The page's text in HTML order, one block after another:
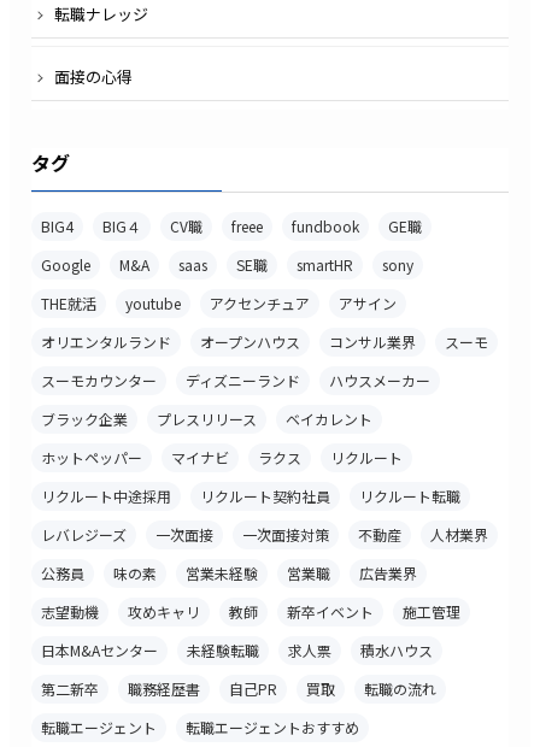
転職ナレッジ
面接の心得
タグ
BIG4 BIG４ CV職 freee fundbook
GE職
Google
M&A saas SE職 smartHR
sony
THE就活
youtube アクセンチュア
アサイン
オリエンタルランド
オープンハウス コンサル業界
スーモ
スーモカウンター
ディズニーランド
ハウスメーカー
ブラック企業
プレスリリース
ベイカレント
ホットペッパー
マイナビ ラクス
リクルート
リクルート中途採用
リクルート契約社員
リクルート転職
レバレジーズ
一次面接 一次面接対策 不動産
人材業界
公務員
味の素 営業未経験 営業職
広告業界
志望動機
攻めキャリ 教師 新卒イベント
施工管理
日本M&Aセンター
未経験転職 求人票
積水ハウス
第二新卒
職務経歴書 自己PR 買取
転職の流れ
転職エージェント
転職エージェントおすすめ